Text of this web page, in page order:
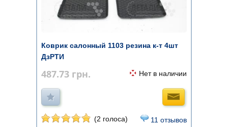
Коврик салонный 1103 резина к-т 4шт
ДзРТИ
487.73 грн. Нет в наличии
(2 голоса) 11 отзывов